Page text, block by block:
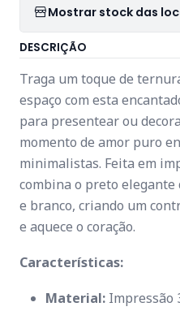
Mostrar stock das
DESCRIÇÃO
Traga um toque de
espaço com esta
para presentear ou
momento de amor puro
minimalistas. Feita em
combina o preto elegante
e branco, criando um
e aquece o coração.
Características:
Material: Impressão